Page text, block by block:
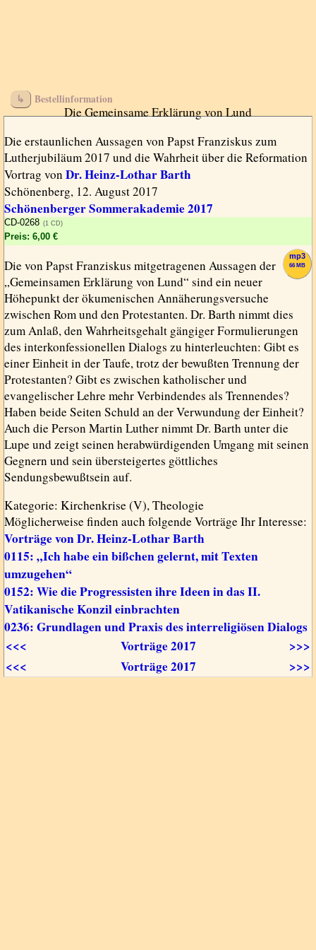
Bestellinformation
Die Gemeinsame Erklärung von Lund
Die erstaunlichen Aussagen von Papst Franziskus zum
Lutherjubiläum 2017 und die Wahrheit über die Reformation
Vortrag von Dr. Heinz-Lothar Barth
Schönenberg, 12. August 2017
Schönenberger Sommerakademie 2017
CD-0268 (1 CD)
Preis: 6,00 €
mp3
66 MB
Die von Papst Franziskus mitgetragenen Aussagen der
„Gemeinsamen Erklärung von Lund“ sind ein neuer
Höhepunkt der ökumenischen Annäherungsversuche
zwischen Rom und den Protestanten. Dr. Barth nimmt dies
zum Anlaß, den Wahrheitsgehalt gängiger Formulierungen
des interkonfessionellen Dialogs zu hinterleuchten: Gibt es
einer Einheit in der Taufe, trotz der bewußten Trennung der
Protestanten? Gibt es zwischen katholischer und
evangelischer Lehre mehr Verbindendes als Trennendes?
Haben beide Seiten Schuld an der Verwundung der Einheit?
Auch die Person Martin Luther nimmt Dr. Barth unter die
Lupe und zeigt seinen herabwürdigenden Umgang mit seinen
Gegnern und sein übersteigertes göttliches
Sendungsbewußtsein auf.
Kategorie: Kirchenkrise (V), Theologie
Möglicherweise finden auch folgende Vorträge Ihr Interesse:
Vorträge von Dr. Heinz-Lothar Barth
0115: „Ich habe ein bißchen gelernt, mit Texten
umzugehen“
0152: Wie die Progressisten ihre Ideen in das II.
Vatikanische Konzil einbrachten
0236: Grundlagen und Praxis des interreligiösen Dialogs
<<<
Vorträge 2017
>>>
<<<
Vorträge 2017 >>>